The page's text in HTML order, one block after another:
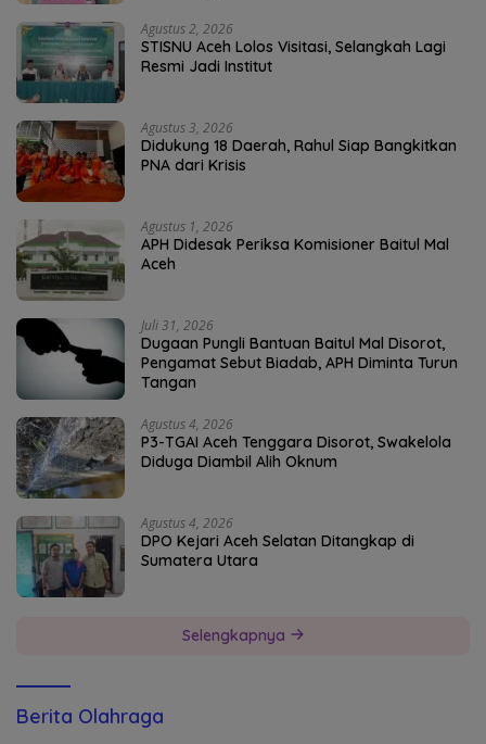
Agustus 2, 2026
STISNU Aceh Lolos Visitasi, Selangkah Lagi
Resmi Jadi Institut
Agustus 3, 2026
Didukung 18 Daerah, Rahul Siap Bangkitkan
PNA dari Krisis
Agustus 1, 2026
APH Didesak Periksa Komisioner Baitul Mal
Aceh
Juli 31, 2026
Dugaan Pungli Bantuan Baitul Mal Disorot,
Pengamat Sebut Biadab, APH Diminta Turun
Tangan
Agustus 4, 2026
P3-TGAI Aceh Tenggara Disorot, Swakelola
Diduga Diambil Alih Oknum
Agustus 4, 2026
DPO Kejari Aceh Selatan Ditangkap di
Sumatera Utara
Selengkapnya
Berita Olahraga